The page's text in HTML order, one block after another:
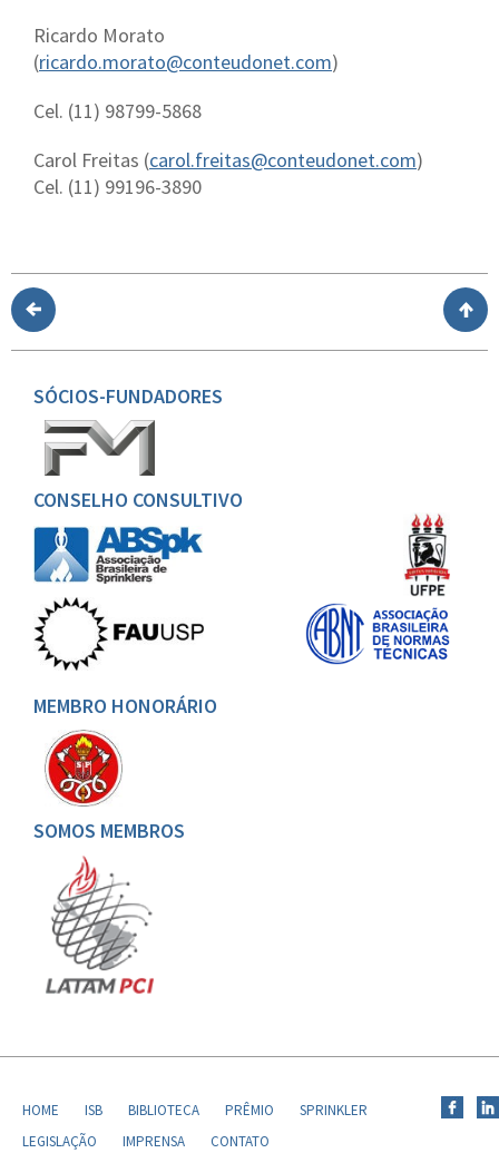
Ricardo Morato
(ricardo.morato@conteudonet.com)
Cel. (11) 98799-5868
Carol Freitas (carol.freitas@conteudonet.com)
Cel. (11) 99196-3890
SÓCIOS-FUNDADORES
CONSELHO CONSULTIVO
MEMBRO HONORÁRIO
SOMOS MEMBROS
HOME ISB BIBLIOTECA PRÊMIO
SPRINKLER
LEGISLAÇÃO
IMPRENSA CONTATO